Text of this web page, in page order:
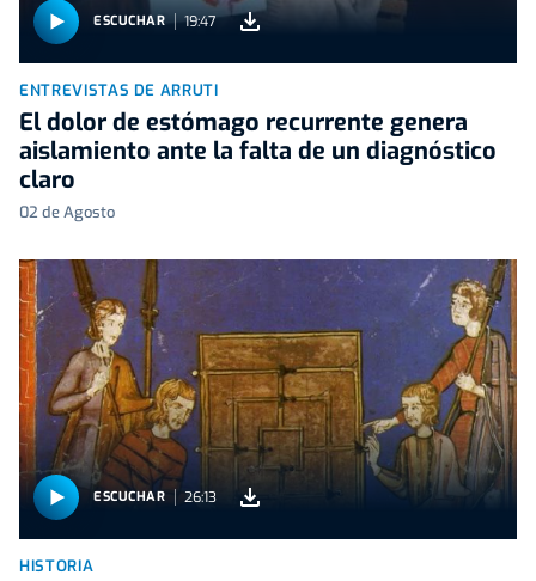
ESCUCHAR 19:47
ENTREVISTAS DE ARRUTI
El dolor de estómago recurrente genera
aislamiento ante la falta de un diagnóstico
claro
02 de Agosto
ESCUCHAR 26:13
HISTORIA